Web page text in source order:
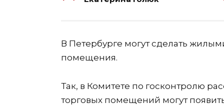
В Петербурге могут сделать
помещения.
Так, в Комитете по госконтролю
торговых помещений могут